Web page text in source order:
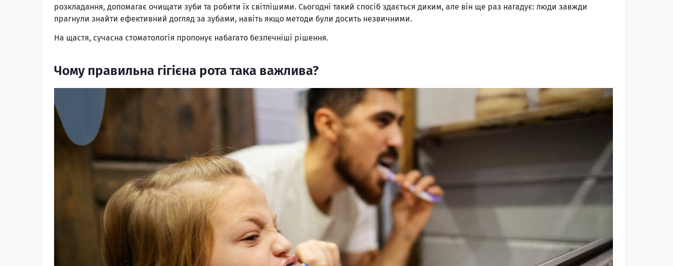
розкладання, допомагає очищати зуби та робити їх світлішими. Сьогодні такий спосіб здається диким, але він ще раз нагадує: люди завжди
прагнули знайти ефективний догляд за зубами, навіть якщо методи були досить незвичними.
На щастя, сучасна стоматологія пропонує набагато безпечніші рішення.
Чому правильна гігієна рота така важлива?